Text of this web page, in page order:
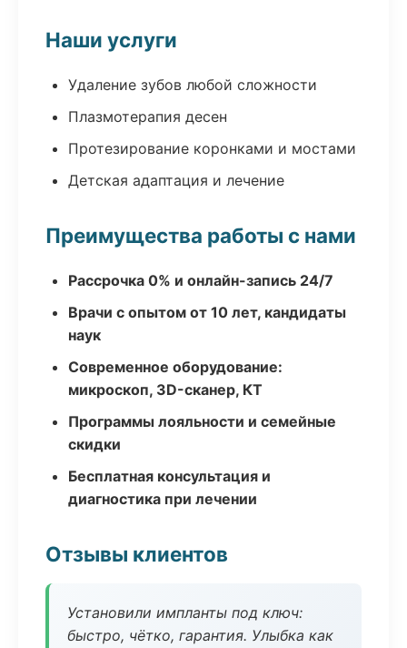
Наши услуги
Удаление зубов любой сложности
Плазмотерапия десен
Протезирование коронками и мостами
Детская адаптация и лечение
Преимущества работы с нами
Рассрочка 0% и онлайн-запись 24/7
Врачи с опытом от 10 лет, кандидаты
наук
Современное оборудование:
микроскоп, 3D-сканер, КТ
Программы лояльности и семейные
скидки
Бесплатная консультация и
диагностика при лечении
Отзывы клиентов
Установили импланты под ключ:
быстро, чётко, гарантия. Улыбка как